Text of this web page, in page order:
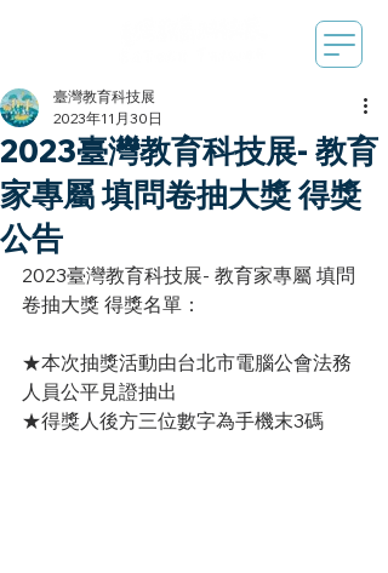
2023臺灣教育科技展- 教育
家專屬 填問卷抽大獎 得獎
公告
臺灣教育科技展
2023年11月30日
2023臺灣教育科技展- 教育家專屬 填問
卷抽大獎 得獎名單：
★本次抽獎活動由台北市電腦公會法務
人員公平見證抽出
★得獎人後方三位數字為手機末3碼